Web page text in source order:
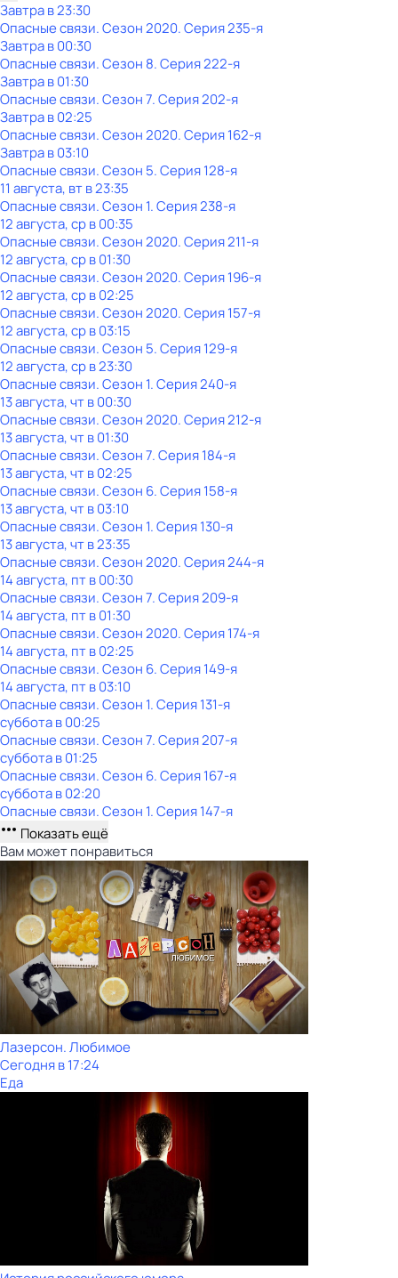
Завтра в 23:30
Опасные связи. Сезон 2020. Серия 235-я
Завтра в 00:30
Опасные связи. Сезон 8. Серия 222-я
Завтра в 01:30
Опасные связи. Сезон 7. Серия 202-я
Завтра в 02:25
Опасные связи. Сезон 2020. Серия 162-я
Завтра в 03:10
Опасные связи. Сезон 5. Серия 128-я
11 августа, вт в 23:35
Опасные связи. Сезон 1. Серия 238-я
12 августа, ср в 00:35
Опасные связи. Сезон 2020. Серия 211-я
12 августа, ср в 01:30
Опасные связи. Сезон 2020. Серия 196-я
12 августа, ср в 02:25
Опасные связи. Сезон 2020. Серия 157-я
12 августа, ср в 03:15
Опасные связи. Сезон 5. Серия 129-я
12 августа, ср в 23:30
Опасные связи. Сезон 1. Серия 240-я
13 августа, чт в 00:30
Опасные связи. Сезон 2020. Серия 212-я
13 августа, чт в 01:30
Опасные связи. Сезон 7. Серия 184-я
13 августа, чт в 02:25
Опасные связи. Сезон 6. Серия 158-я
13 августа, чт в 03:10
Опасные связи. Сезон 1. Серия 130-я
13 августа, чт в 23:35
Опасные связи. Сезон 2020. Серия 244-я
14 августа, пт в 00:30
Опасные связи. Сезон 7. Серия 209-я
14 августа, пт в 01:30
Опасные связи. Сезон 2020. Серия 174-я
14 августа, пт в 02:25
Опасные связи. Сезон 6. Серия 149-я
14 августа, пт в 03:10
Опасные связи. Сезон 1. Серия 131-я
субботав00:25
Опасные связи. Сезон 7. Серия 207-я
субботав01:25
Опасные связи. Сезон 6. Серия 167-я
субботав02:20
Опасные связи. Сезон 1. Серия 147-я
Показать ещё
Вам может понравиться
Лазерсон. Любимое
Сегодня в 17:24
Еда